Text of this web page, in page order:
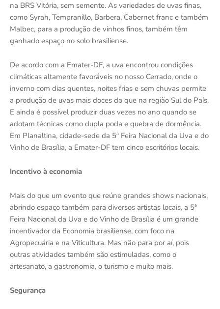
na BRS Vitória, sem semente. As variedades de uvas finas,
como Syrah, Tempranillo, Barbera, Cabernet franc e também
Malbec, para a produção de vinhos finos, também têm
ganhado espaço no solo brasiliense.
De acordo com a Emater-DF, a uva encontrou condições
climáticas altamente favoráveis no nosso Cerrado, onde o
inverno com dias quentes, noites frias e sem chuvas permite
a produção de uvas mais doces do que na região Sul do País.
E ainda é possível produzir duas vezes no ano quando se
adotam técnicas como dupla poda e quebra de dormência.
Em Planaltina, cidade-sede da 5ª Feira Nacional da Uva e do
Vinho de Brasília, a Emater-DF tem cinco escritórios locais.
Incentivo à economia
Mais do que um evento que reúne grandes shows nacionais,
abrindo espaço também para diversos artistas locais, a 5ª
Feira Nacional da Uva e do Vinho de Brasília é um grande
incentivador da Economia brasiliense, com foco na
Agropecuária e na Viticultura. Mas não para por aí, pois
outras atividades também são estimuladas, como o
artesanato, a gastronomia, o turismo e muito mais.
Segurança